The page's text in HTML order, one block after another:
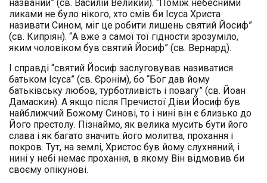
названий” (св. Василій Великий). “Поміж небесними
ликами не було нікого, хто смів би Ісуса Христа
називати Сином, міг це робити лишень святий Йосиф”
(св. Кипріян). “А вже з самої тої гідности зрозуміло,
яким чоловіком був святий Йосиф” (св. Вернард).
І справді “святий Йосиф заслуговував називатися
батьком Ісуса” (св. Єронім), бо “Бог дав йому
батьківську любов, турботливість і повагу” (св. Йоан
Дамаскин). А якщо після Пречистої Діви Йосиф був
найближчий Божому Синові, то і нині він є близько до
Його престолу. Пізнаймо, як велика мусить бути його
слава і як багато значить його молитва, прохання і
покров. Тут, на землі, Христос був йому слухняний, і
нині у небі немає прохання, в якому Він відмовив би
своєму опікунові.